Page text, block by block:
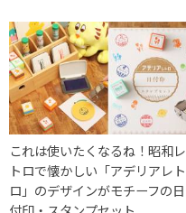
これは使いたくなるね！昭和レ
トロで懐かしい「アデリアレト
ロ」のデザインがモチーフの日